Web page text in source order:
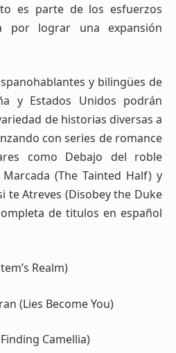
es parte de los esfuerzos
por lograr una expansión
y bilingües de
y Estados Unidos podrán
de historias diversas a
con series de romance
como Debajo del roble
(The Tainted Half) y
te Atreves (Disobey the Duke
de titulos en español
Realm)
(Lies Become You)
Camellia)